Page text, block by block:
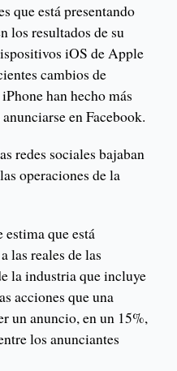
que está presentando
los resultados de su
iOS de Apple
cambios de
han hecho más
en Facebook.
redes sociales bajaban
operaciones de la
que está
las reales de las
la industria que incluye
acciones que una
un anuncio, en un 15%,
los anunciantes